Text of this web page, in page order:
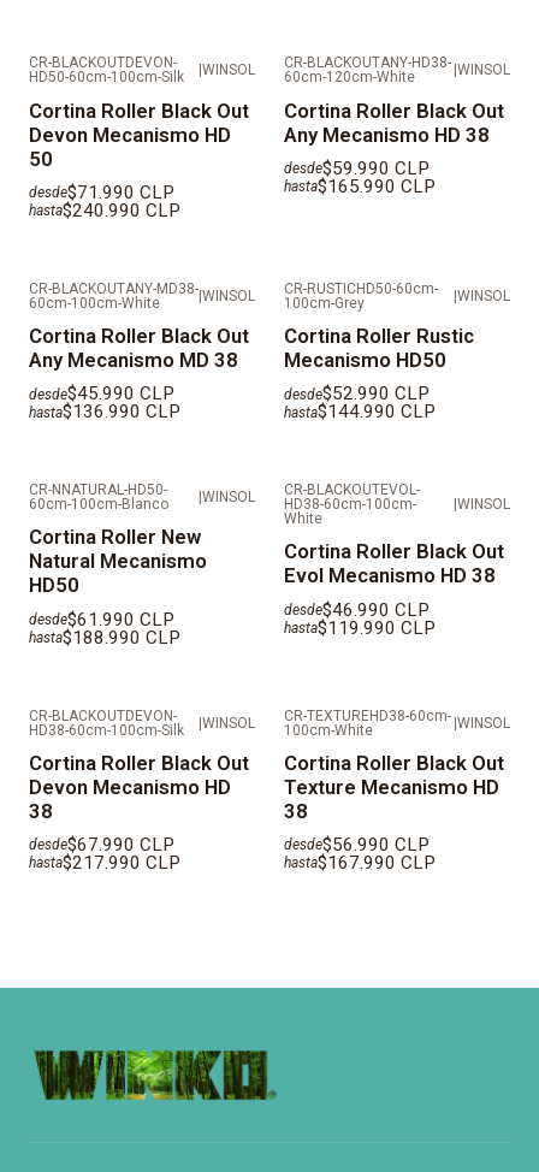
TALAGANTE, CORDILLERA, MELIPILLA Y PROVINCIAS
FUERA DE SANTIAGO SE DEBE COTIZAR
INDEPENDIENTE.
CR-BLACKOUTDEVON-
HD50-60cm-100cm-Silk
WINSOL
Cortina Roller Black Out
Devon Mecanismo HD
50
desde$71.990 CLP
hasta$240.990 CLP
CR-BLACKOUTANY-HD38-
60cm-120cm-White
WINSOL
Cortina Roller Black Out
Any Mecanismo HD 38
desde$59.990 CLP
hasta$165.990 CLP
CR-BLACKOUTANY-MD38-
60cm-100cm-White
|WINSOL
Cortina Roller Black Out
Any Mecanismo MD 38
desde$45.990 CLP
hasta$136.990 CLP
CR-RUSTICHD50-60cm-
100cm-Grey
|WINSOL
Cortina Roller Rustic
Mecanismo HD50
desde$52.990 CLP
hasta$144.990 CLP
CR-NNATURAL-HD50-
60cm-100cm-Blanco
WINSOL
Cortina Roller New
Natural Mecanismo
HD50
desde$61.990 CLP
hasta$188.990 CLP
CR-BLACKOUTEVOL-
HD38-60cm-100cm-
White
WINSOL
Cortina Roller Black Out
Evol Mecanismo HD 38
desde$46.990 CLP
hasta$119.990 CLP
CR-BLACKOUTDEVON-
HD38-60cm-100cm-Silk
|WINSOL
Cortina Roller Black Out
Devon Mecanismo HD
38
desde$67.990 CLP
hasta$217.990 CLP
CR-TEXTUREHD38-60cm-
100cm-White
|WINSOL
Cortina Roller Black Out
Texture Mecanismo HD
38
desde$56.990 CLP
hasta$167.990 CLP